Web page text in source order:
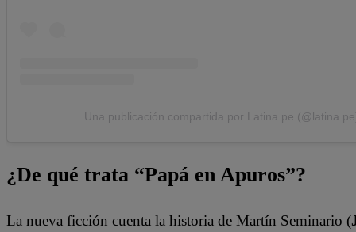
Una publicación compartida por Latina.pe
¿De qué trata “Papá en Apuros”?
La nueva ficción cuenta la historia de Martín Seminario (